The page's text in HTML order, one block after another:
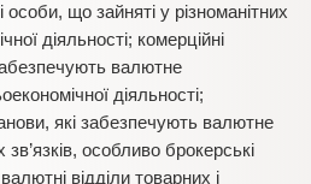
особи, що зайняті у різноманітних
діяльності; комерційні
валютне
діяльності;
які забезпечують валютне
особливо брокерські
відділи товарних і